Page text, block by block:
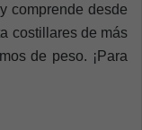
comprende desde
costillares de más
de peso. ¡Para